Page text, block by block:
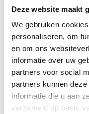
Deze website maakt
We gebruiken
personaliseren, om
en om ons
informatie over uw
partners voor social
partners kunnen
informatie die u aan
verzameld op basis
Bekijk al onze